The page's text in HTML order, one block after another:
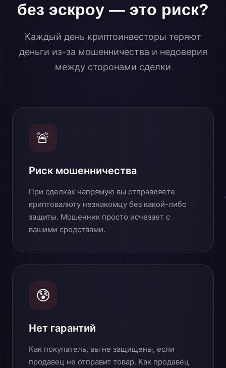
без эскроу — это риск?
Каждый день криптоинвесторы теряют
деньги из-за мошенничества и недоверия
между сторонами сделки
🚨
Риск мошенничества
При сделках напрямую вы отправляете
криптовалюту незнакомцу без какой-либо
защиты. Мошенник просто исчезает с
вашими средствами.
😰
Нет гарантий
Как покупатель, вы не защищены, если
продавец не отправит товар. Как продавец